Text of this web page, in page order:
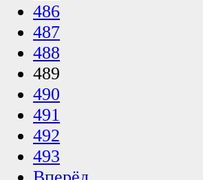
486
487
488
489
490
491
492
493